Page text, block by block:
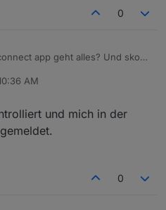
11:16:54.797 - info:
0
app geht alles? Und skoda
AM
und mich in der
0